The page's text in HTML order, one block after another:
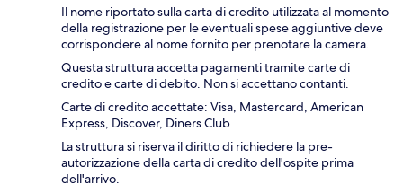
Il nome riportato sulla carta di credito utilizzata al momento
della registrazione per le eventuali spese aggiuntive deve
corrispondere al nome fornito per prenotare la camera.
Questa struttura accetta pagamenti tramite carte di
credito e carte di debito. Non si accettano contanti.
Carte di credito accettate: Visa, Mastercard, American
Express, Discover, Diners Club
La struttura si riserva il diritto di richiedere la pre-
autorizzazione della carta di credito dell'ospite prima
dell'arrivo.